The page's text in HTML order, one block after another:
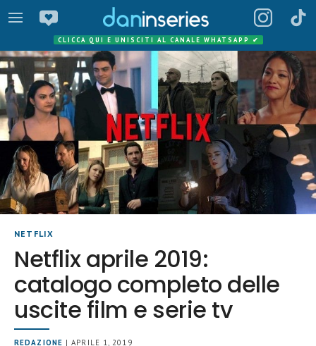
CLICCA QUI E UNISCITI AL CANALE WHATSAPP ✔
NETFLIX
Netflix aprile 2019:
catalogo completo delle
uscite film e serie tv
REDAZIONE | APRILE 1, 2019